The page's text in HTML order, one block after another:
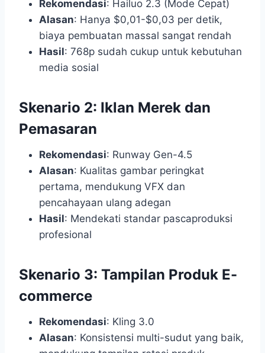
Rekomendasi: Hailuo 2.3 (Mode Cepat)
Alasan: Hanya $0,01-$0,03 per detik,
biaya pembuatan massal sangat rendah
Hasil: 768p sudah cukup untuk kebutuhan
media sosial
Skenario 2: Iklan Merek dan
Pemasaran
Rekomendasi: Runway Gen-4.5
Alasan: Kualitas gambar peringkat
pertama, mendukung VFX dan
pencahayaan ulang adegan
Hasil: Mendekati standar pascaproduksi
profesional
Skenario 3: Tampilan Produk E-
commerce
Rekomendasi: Kling 3.0
Alasan: Konsistensi multi-sudut yang baik,